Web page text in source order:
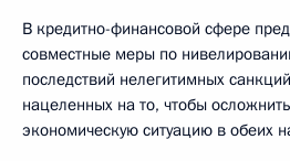
В кредитно-финансовой сфере
совместные меры по
последствий нелегитимных
нацеленных на то, чтобы
экономическую ситуацию в обеих